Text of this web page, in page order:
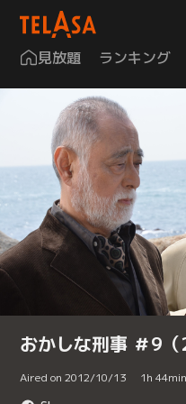
見放題 ランキング
おかしな刑事 ＃9
Aired on 2012/10/13 1h 44